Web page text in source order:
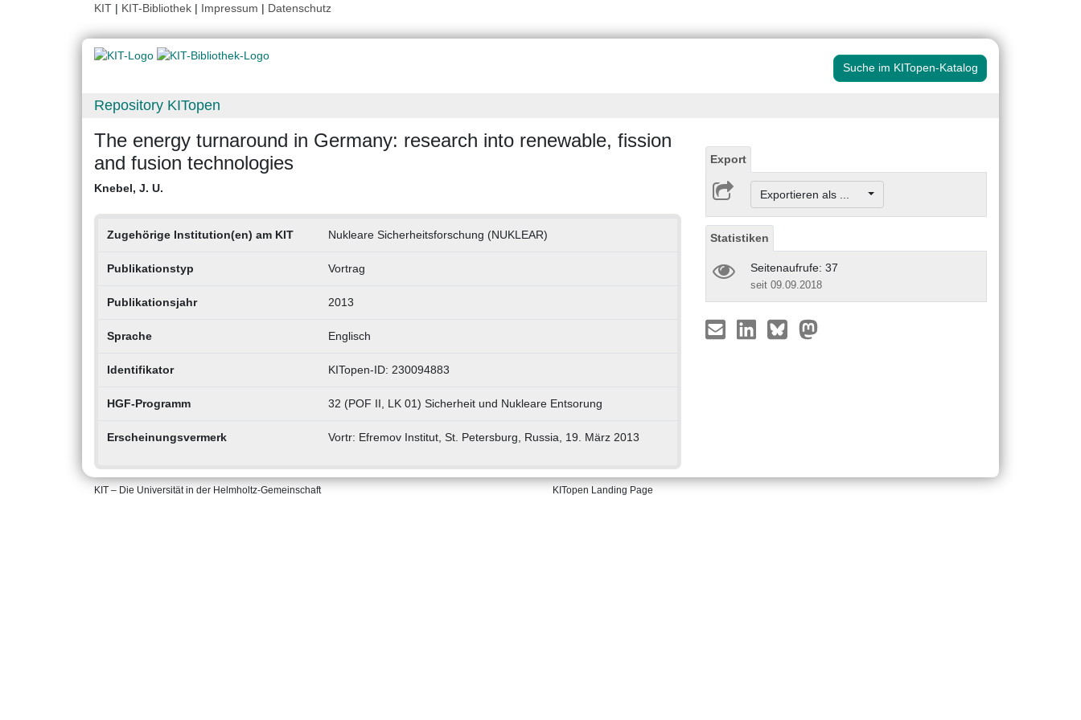
KIT | KIT-Bibliothek | Impressum | Datenschutz
Suche im KITopen-Katalog
Repository KITopen
The energy turnaround in Germany: research into renewable, fission
and fusion technologies
Knebel, J. U.
Zugehörige Institution(en) am KIT Nukleare Sicherheitsforschung (NUKLEAR)
Publikationstyp Vortrag
Publikationsjahr 2013
Sprache Englisch
Identifikator KITopen-ID: 230094883
HGF-Programm 32 (POF II, LK 01) Sicherheit und Nukleare Entsorung
Erscheinungsvermerk Vortr: Efremov Institut, St. Petersburg, Russia, 19. März 2013
Export
Exportieren als ...
Statistiken
Seitenaufrufe: 37
seit 09.09.2018
KIT – Die Universität in der Helmholtz-Gemeinschaft KITopen Landing Page